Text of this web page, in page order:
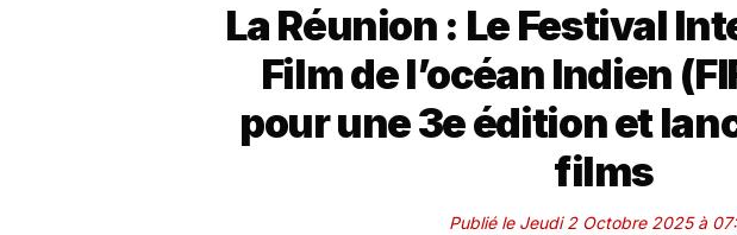
La Réunion : Le Festival
Film de l’océan Indien
pour une 3e édition et
films
Publié le Jeudi 2 Octobre 2025 à